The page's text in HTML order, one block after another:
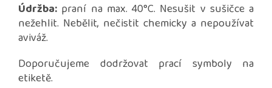
Údržba: praní na max. 40°C. Nesušit v sušičce a
nežehlit. Nebělit, nečistit chemicky a nepoužívat
aviváž.
Doporučujeme dodržovat prací symboly na
etiketě.